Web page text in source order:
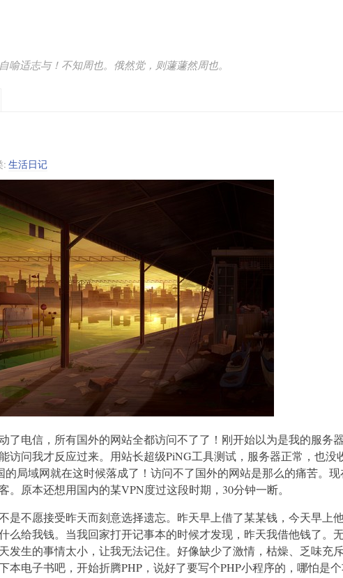
喻适志与！不知周也。俄然觉，则蘧蘧然周也。
: 生活日记
了电信，所有国外的网站全都访问不了了！刚开始以为是我的服务
访问我才反应过来。用站长超级PiNG工具测试，服务器正常，也没
的局域网就在这时候落成了！访问不了国外的网站是那么的痛苦。现
。原本还想用国内的某VPN度过这段时期，30分钟一断。
是不愿接受昨天而刻意选择遗忘。昨天早上借了某某钱，今天早上
么给我钱。当我回家打开记事本的时候才发现，昨天我借他钱了。
发生的事情太小，让我无法记住。好像缺少了激情，枯燥、乏味充
本电子书吧，开始折腾PHP，说好了要写个PHP小程序的，哪怕是